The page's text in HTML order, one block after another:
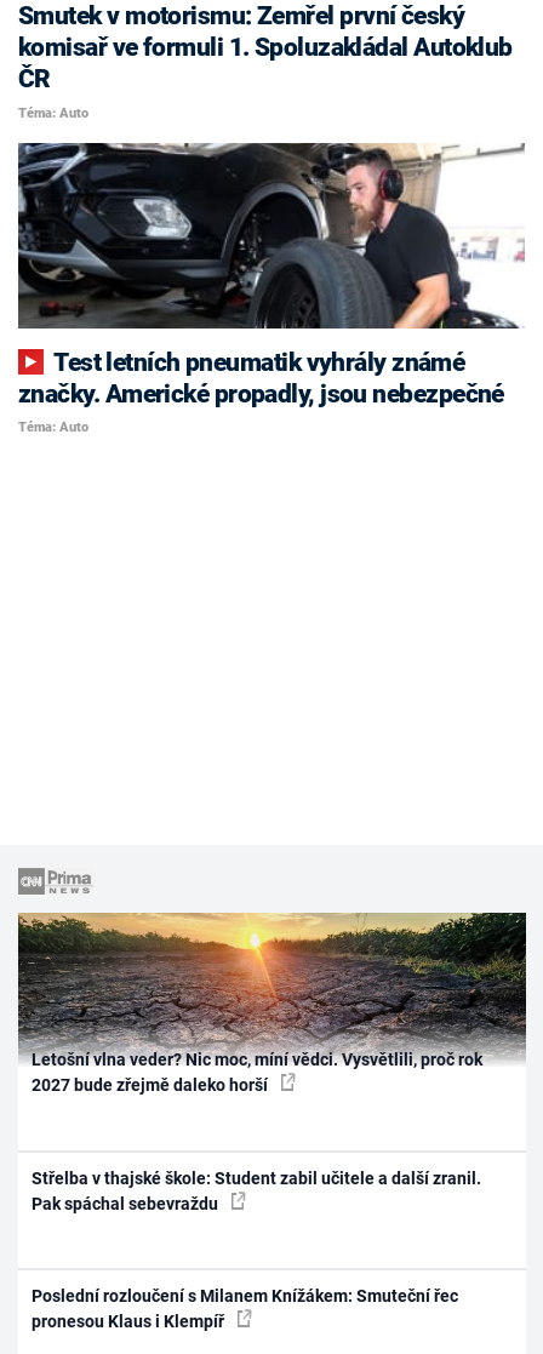
Smutek v motorismu: Zemřel první český
komisař ve formuli 1. Spoluzakládal Autoklub
ČR
Téma: Auto
Test letních pneumatik vyhrály známé
značky. Americké propadly, jsou nebezpečné
Téma: Auto
Letošní vlna veder? Nic moc, míní vědci. Vysvětlili, proč rok
2027 bude zřejmě daleko horší
Střelba v thajské škole: Student zabil učitele a další zranil.
Pak spáchal sebevraždu
Poslední rozloučení s Milanem Knížákem: Smuteční řec
pronesou Klaus i Klempíř